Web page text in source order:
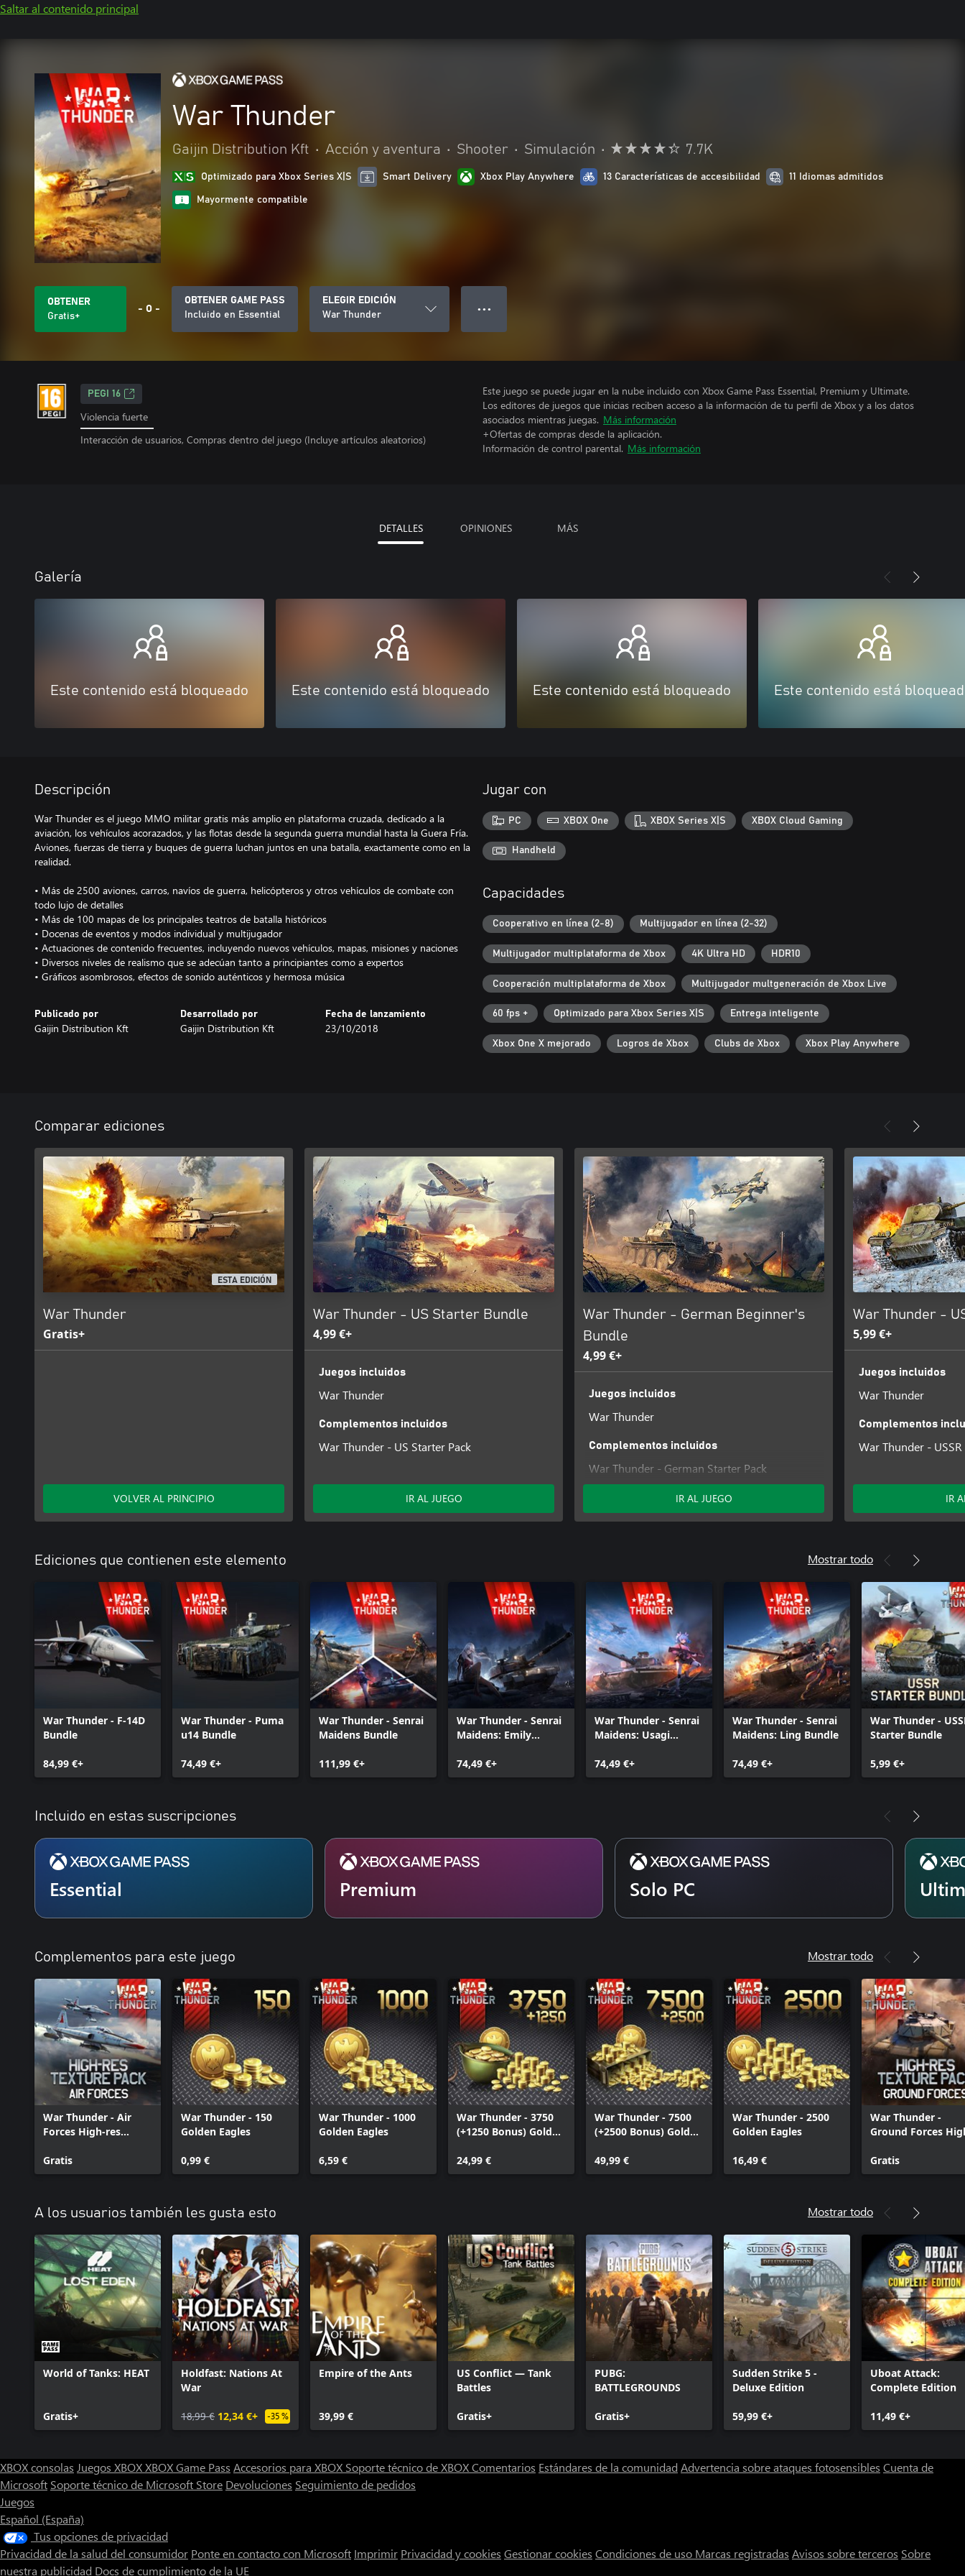
Saltar al contenido principal
War Thunder
Gaijin Distribution Kft • Acción y aventura • Shooter • Simulación • 7.7K
Optimizado para Xbox Series X|S Smart Delivery Xbox Play Anywhere 13 Características de accesibilidad 11 Idiomas admitidos
Mayormente compatible
OBTENER
Gratis+
- O -
OBTENER GAME PASS
Incluido en Essential
ELEGIR EDICIÓN
War Thunder
● ● ●
PEGI 16
Violencia fuerte
Interacción de usuarios, Compras dentro del juego (Incluye artículos aleatorios)
Este juego se puede jugar en la nube incluido con Xbox Game Pass Essential, Premium y Ultimate.
Los editores de juegos que inicias reciben acceso a la información de tu perfil de Xbox y a los datos
asociados mientras juegas. Más información
+Ofertas de compras desde la aplicación.
Información de control parental. Más información
DETALLES OPINIONES MÁS
Galería
Este contenido está bloqueado Este contenido está bloqueado Este contenido está bloqueado Este contenido está
Descripción
War Thunder es el juego MMO militar gratis más amplio en plataforma cruzada, dedicado a la
aviación, los vehículos acorazados, y las flotas desde la segunda guerra mundial hasta la Guera Fría.
Aviones, fuerzas de tierra y buques de guerra luchan juntos en una batalla, exactamente como en la
realidad.
• Más de 2500 aviones, carros, navíos de guerra, helicópteros y otros vehículos de combate con
todo lujo de detalles
• Más de 100 mapas de los principales teatros de batalla históricos
• Docenas de eventos y modos individual y multijugador
• Actuaciones de contenido frecuentes, incluyendo nuevos vehículos, mapas, misiones y naciones
• Diversos niveles de realismo que se adecúan tanto a principiantes como a expertos
• Gráficos asombrosos, efectos de sonido auténticos y hermosa música
Publicado por
Gaijin Distribution Kft
Desarrollado por
Gaijin Distribution Kft
Fecha de lanzamiento
23/10/2018
Jugar con
PC XBOX One XBOX Series X|S XBOX Cloud Gaming
Handheld
Capacidades
Cooperativo en línea (2-8) Multijugador en línea (2-32)
Multijugador multiplataforma de Xbox 4K Ultra HD HDR10
Cooperación multiplataforma de Xbox Multijugador multgeneración de Xbox Live
60 fps + Optimizado para Xbox Series X|S Entrega inteligente
Xbox One X mejorado Logros de Xbox Clubs de Xbox Xbox Play Anywhere
Comparar ediciones
ESTA EDICIÓN
War Thunder
Gratis+
VOLVER AL PRINCIPIO
War Thunder - US Starter Bundle
4,99 €+
Juegos incluidos
War Thunder
Complementos incluidos
War Thunder - US Starter Pack
IR AL JUEGO
War Thunder - German Beginner's
Bundle
4,99 €+
Juegos incluidos
War Thunder
Complementos incluidos
War Thunder - German Starter Pack
IR AL JUEGO
War Thunder -
5,99 €+
Juegos incluidos
War Thunder
Complementos
War Thunder -
IR
Ediciones que contienen este elemento Mostrar todo
War Thunder - F-14D
Bundle
84,99 €+
War Thunder - Puma
u14 Bundle
74,49 €+
War Thunder - Senrai
Maidens Bundle
111,99 €+
War Thunder - Senrai
Maidens: Emily
74,49 €+
War Thunder - Senrai
Maidens: Usagi
74,49 €+
War Thunder - Senrai
Maidens: Ling Bundle
74,49 €+
War Thunder -
Starter Bundle
5,99 €+
Incluido en estas suscripciones
Essential Premium Solo PC
Complementos para este juego Mostrar todo
War Thunder - Air
Forces High-res
Gratis
War Thunder - 150
Golden Eagles
0,99 €
War Thunder - 1000
Golden Eagles
6,59 €
War Thunder - 3750
(+1250 Bonus) Golden
24,99 €
War Thunder - 7500
(+2500 Bonus) Golden
49,99 €
War Thunder - 2500
Golden Eagles
16,49 €
War Thunder -
Ground Forces
Gratis
A los usuarios también les gusta esto Mostrar todo
World of Tanks: HEAT
Gratis+
Holdfast: Nations At
War
18,99 € 12,34 €+ -35 %
Empire of the Ants
39,99 €
US Conflict — Tank
Battles
Gratis+
PUBG:
BATTLEGROUNDS
Gratis+
Sudden Strike 5 -
Deluxe Edition
59,99 €+
Uboat Attack:
Complete Edition
11,49 €+
XBOX consolas Juegos XBOXXBOX Game Pass Accesorios para XBOX Soporte técnico de XBOXComentarios Estándares de la comunidad Advertencia sobre ataques fotosensibles Cuenta de
Microsoft Soporte técnico de Microsoft Store Devoluciones Seguimiento de pedidos
Juegos
Español (España)
Tus opciones de privacidad
Privacidad de la salud del consumidor Ponte en contacto con Microsoft Imprimir Privacidad y cookies Gestionar cookies Condiciones de uso Marcas registradas Avisos sobre terceros Sobre
nuestra publicidad Docs de cumplimiento de la UE